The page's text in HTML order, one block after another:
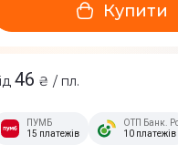
Купити
46 ₴ / пл.
ПУМБ
15 платежів
ОТП Банк.
10 платежів